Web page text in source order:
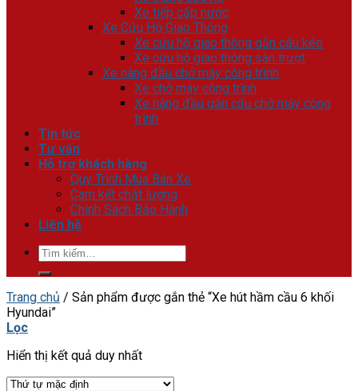
Xe tiếp cấp nước
Xe Cứu Hộ Giao Thông
Xe cứu hộ giao thông gắn cẩu kéo
Xe cứu hộ giao thông sàn trượt
Xe nâng đầu chở máy công trình
Xe chở máy công trình
Xe nâng đầu gắn cẩu chở máy công
trình
Tin tức
Tư vấn
Hỗ trợ khách hàng
Quy Trình Mua Bán Xe
Cam kết chất lượng
Chính Sách Bảo Hành
Liên hệ
Tìm
kiếm:
Trang chủ / Sản phẩm được gắn thẻ “Xe hút hầm cầu 6 khối
Hyundai”
Lọc
Hiển thị kết quả duy nhất